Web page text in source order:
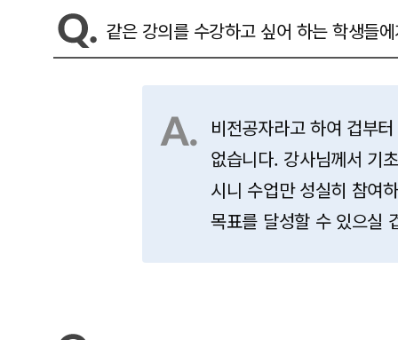
같은 강의를 수강하고 싶어 하는 학생들
비전공자라고 하여 겁부
없습니다. 강사님께서 기
시니 수업만 성실히 참여
목표를 달성할 수 있으실